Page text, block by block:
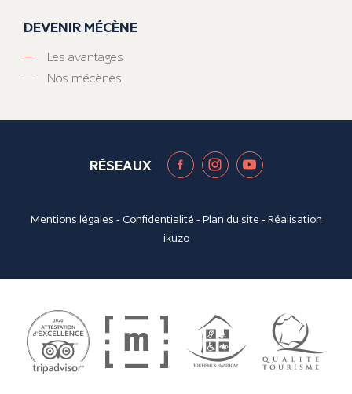
DEVENIR MÉCÈNE
Les avantages
Nos mécènes
RÉSEAUX
Mentions légales - Confidentialité -Plan du site - Réalisation
ikuzo